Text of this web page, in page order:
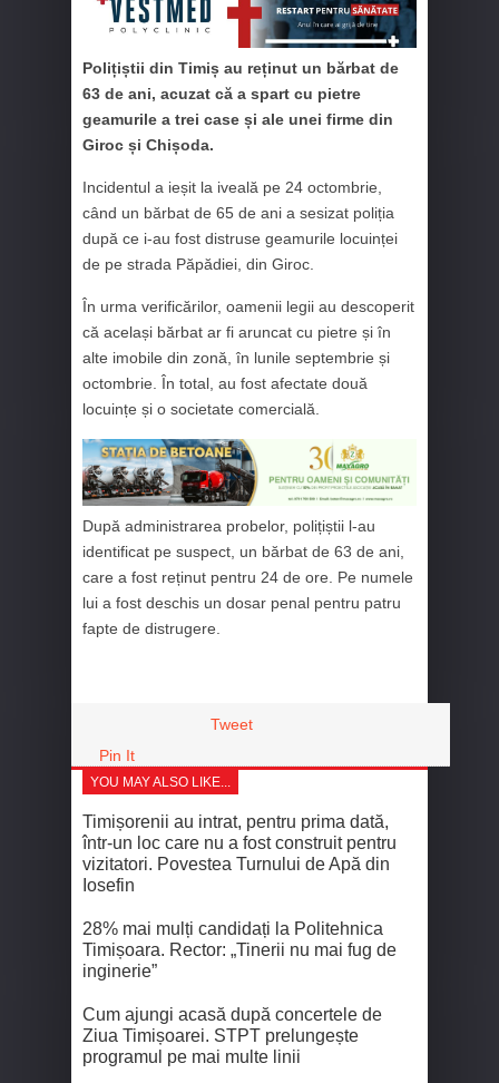
Polițiștii din Timiș au reținut un bărbat de
63 de ani, acuzat că a spart cu pietre
geamurile a trei case și ale unei firme din
Giroc și Chișoda.
Incidentul a ieșit la iveală pe 24 octombrie,
când un bărbat de 65 de ani a sesizat poliția
după ce i-au fost distruse geamurile locuinței
de pe strada Păpădiei, din Giroc.
În urma verificărilor, oamenii legii au descoperit
că același bărbat ar fi aruncat cu pietre și în
alte imobile din zonă, în lunile septembrie și
octombrie. În total, au fost afectate două
locuințe și o societate comercială.
După administrarea probelor, polițiștii l-au
identificat pe suspect, un bărbat de 63 de ani,
care a fost reținut pentru 24 de ore. Pe numele
lui a fost deschis un dosar penal pentru patru
fapte de distrugere.
Tweet
Pin It
YOU MAY ALSO LIKE...
Timișorenii au intrat, pentru prima dată,
într-un loc care nu a fost construit pentru
vizitatori. Povestea Turnului de Apă din
Iosefin
28% mai mulți candidați la Politehnica
Timișoara. Rector: „Tinerii nu mai fug de
inginerie”
Cum ajungi acasă după concertele de
Ziua Timișoarei. STPT prelungește
programul pe mai multe linii